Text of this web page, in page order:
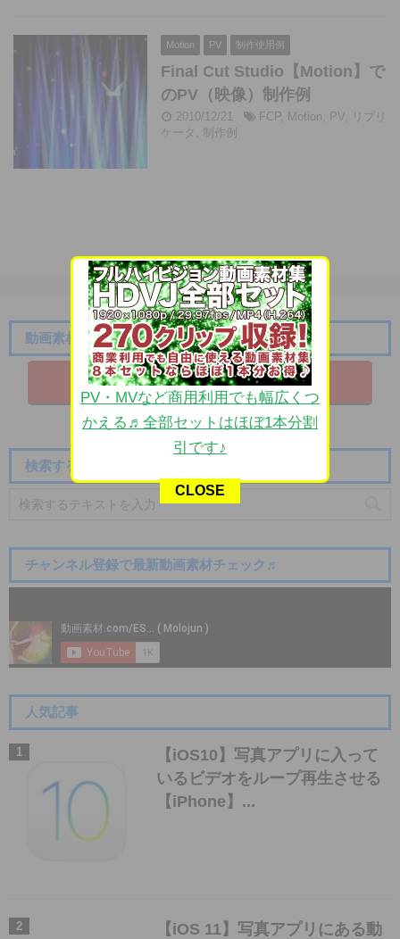
Motion PV 制作使用例
Final Cut Studio【Motion】で
のPV（映像）制作例
2010/12/21 FCP, Motion, PV, リプリ
ケータ , 制作例
動画素材.com ご支援はこちらから
【動画素材.co​mのほしいものリスト】
検索する
チャンネル登録で最新動画素材チェック♬
人気記事
【iOS10】写真アプリに入って
いるビデオをループ再生させる
【iPhone】...
【iOS 11】写真アプリにある動
PV・MVなど商用利用でも幅広くつ
かえる♬全部セットはほぼ1本分割
引です♪
CLOSE